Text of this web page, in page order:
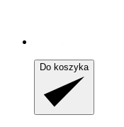
Do koszyka